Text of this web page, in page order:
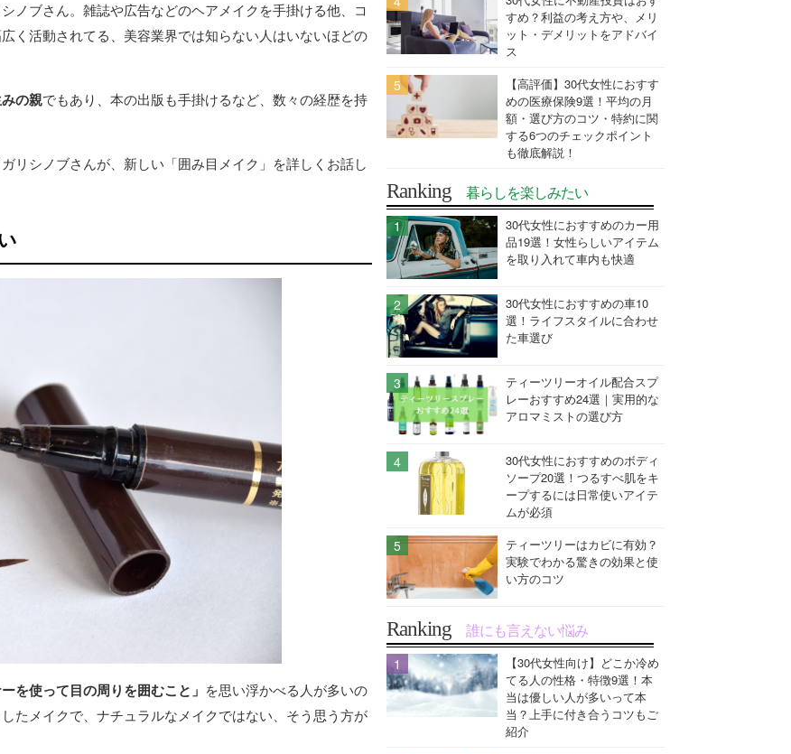
ノブさん。雑誌や広告などのヘアメイクを手掛ける他、コ
く活動されてる、美容業界では知らない人はいないほどの
の親でもあり、本の出版も手掛けるなど、数々の経歴を持
リシノブさんが、新しい「囲み目メイク」を詳しくお話し
を使って目の周りを囲むこと」 を思い浮かべる人が多いの
たメイクで、ナチュラルなメイクではない、そう思う方が
すめ？利益の考え方や、メリ
ット・デメリットをアドバイ
ス
【高評価】30代女性におすす
めの医療保険9選！平均の月
額・選び方のコツ・特約に関
する6つのチェックポイント
も徹底解説！
Ranking 暮らしを楽しみたい
30代女性におすすめのカー用
品19選！女性らしいアイテム
を取り入れて車内も快適
30代女性におすすめの車10
選！ライフスタイルに合わせ
た車選び
ティーツリーオイル配合スプ
レーおすすめ24選｜実用的な
アロマミストの選び方
30代女性におすすめのボディ
ソープ20選！つるすべ肌をキ
ープするには日常使いアイテ
ムが必須
ティーツリーはカビに有効？
実験でわかる驚きの効果と使
い方のコツ
Ranking 誰にも言えない悩み
【30代女性向け】どこか冷め
てる人の性格・特徴9選！本
当は優しい人が多いって本
当？上手に付き合うコツもご
紹介